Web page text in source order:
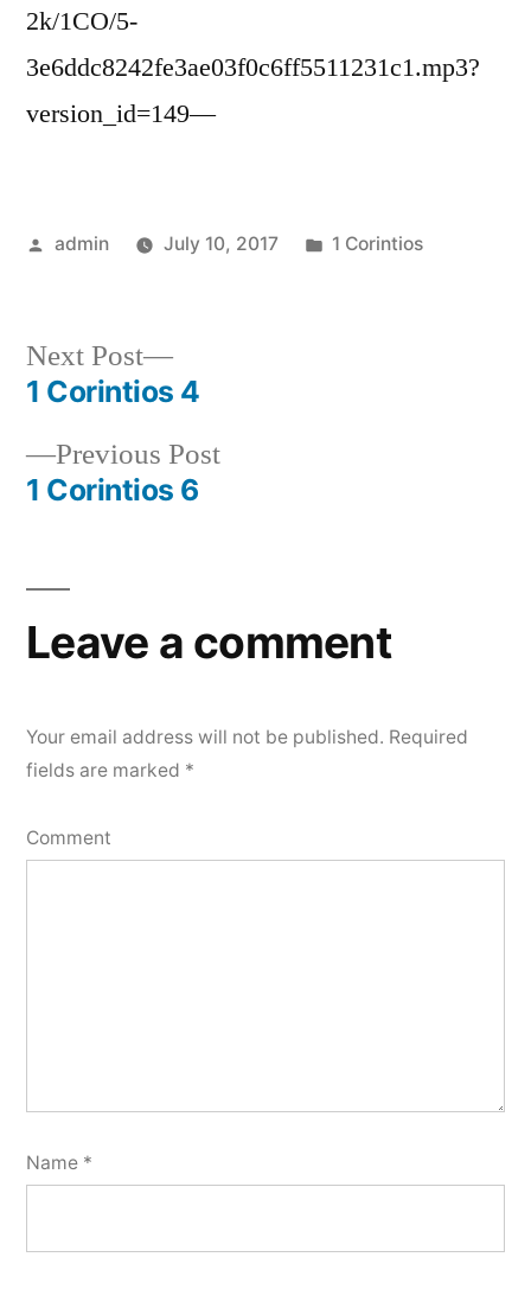
2k/1CO/5-
3e6ddc8242fe3ae03f0c6ff5511231c1.mp3?
version_id=149—
Posted
admin July 10, 2017
Posted
1 Corintios
Post
navigation
Previous PostPrevious
1 Corintios 6
Next Post
Next
post:
1 Corintios 4
Leave a comment
Your email address will not be published. Required
fields are marked *
Comment
Name *